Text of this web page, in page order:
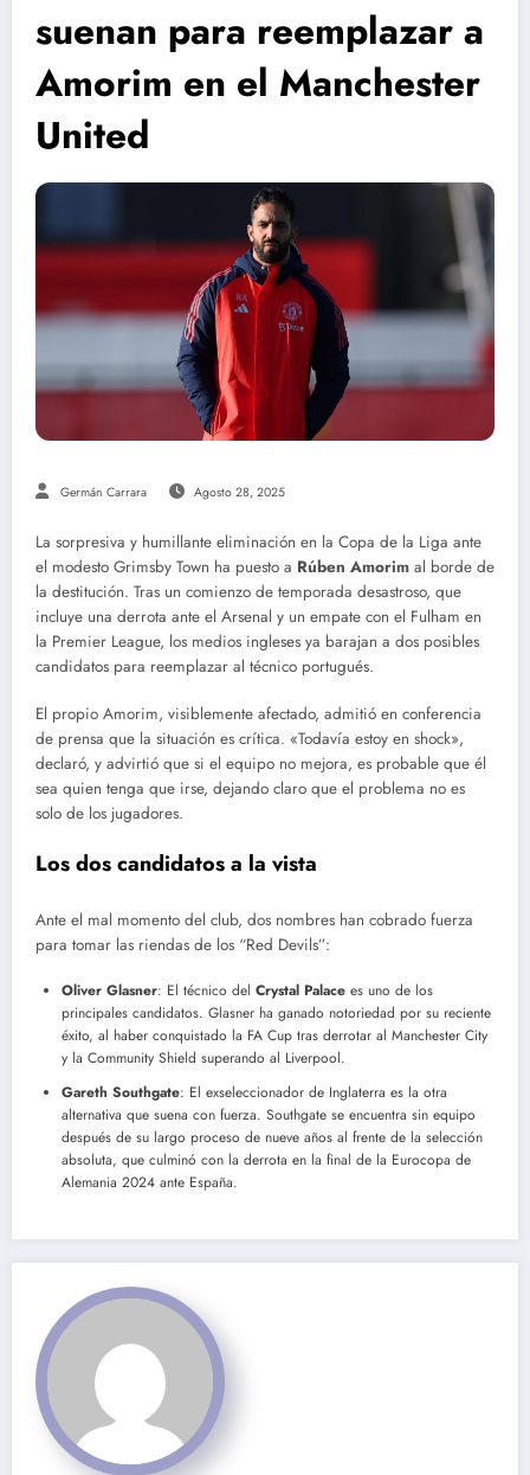
suenan para reemplazar a
Amorim en el Manchester
United
Germán Carrara Agosto 28, 2025
La sorpresiva y humillante eliminación en la Copa de la Liga ante
el modesto Grimsby Town ha puesto a Rúben Amorim al borde de
la destitución. Tras un comienzo de temporada desastroso, que
incluye una derrota ante el Arsenal y un empate con el Fulham en
la Premier League, los medios ingleses ya barajan a dos posibles
candidatos para reemplazar al técnico portugués.
El propio Amorim, visiblemente afectado, admitió en conferencia
de prensa que la situación es crítica. «Todavía estoy en shock»,
declaró, y advirtió que si el equipo no mejora, es probable que él
sea quien tenga que irse, dejando claro que el problema no es
solo de los jugadores.
Los dos candidatos a la vista
Ante el mal momento del club, dos nombres han cobrado fuerza
para tomar las riendas de los “Red Devils”:
Oliver Glasner: El técnico del Crystal Palace es uno de los
principales candidatos. Glasner ha ganado notoriedad por su reciente
éxito, al haber conquistado la FA Cup tras derrotar al Manchester City
y la Community Shield superando al Liverpool.
Gareth Southgate: El exseleccionador de Inglaterra es la otra
alternativa que suena con fuerza. Southgate se encuentra sin equipo
después de su largo proceso de nueve años al frente de la selección
absoluta, que culminó con la derrota en la final de la Eurocopa de
Alemania 2024 ante España.